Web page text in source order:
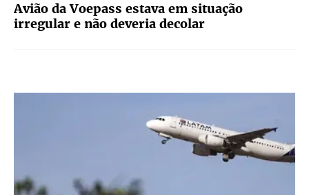
Avião da Voepass estava em situação
irregular e não deveria decolar